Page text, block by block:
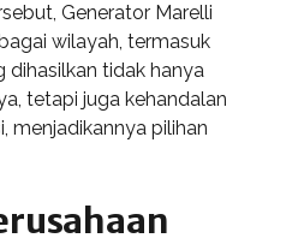
Generator Marelli
wilayah, termasuk
dihasilkan tidak hanya
tetapi juga kehandalan
menjadikannya pilihan